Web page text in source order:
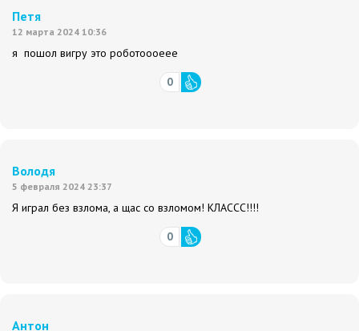
Петя
12 марта 2024 10:36
я пошол вигру это роботоооеее
0
Володя
5 февраля 2024 23:37
Я играл без взлома, а щас со взломом! КЛАССС!!!!
0
Антон